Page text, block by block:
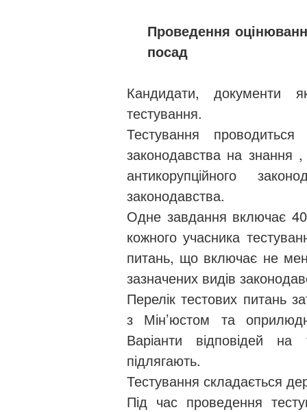
Проведення
посад
Кандидати, документи
тестування.
Тестування
законодавства на знання
антикорупційного
законодавства.
Одне завдання включає
кожного учасника
питань, що включає не
зазначених видів
Перелік тестових питань
з Мін’юстом та
Варіанти відповідей
підлягають.
Тестування складається
Під час проведення